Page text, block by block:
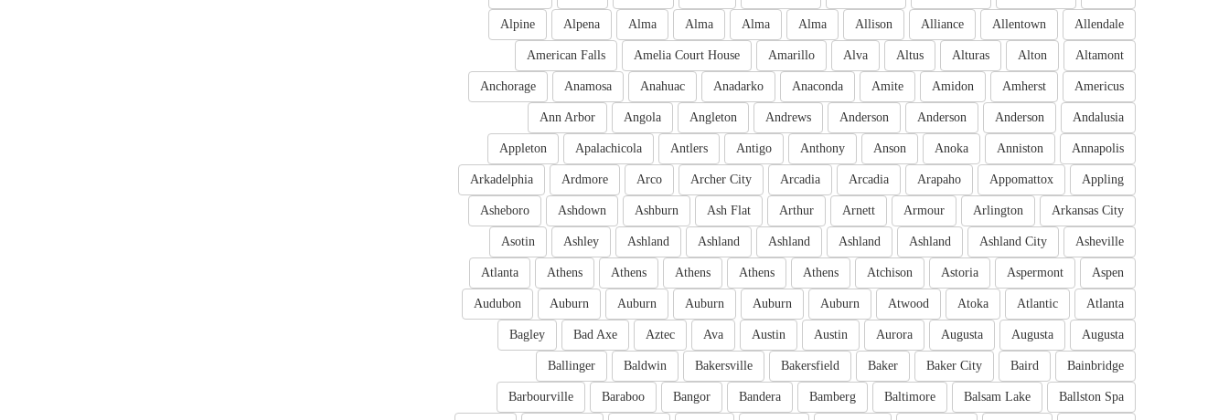
Allendale
Allentown
Alliance
Allison
Alma
Alma
Alma
Alma
Alpena
Alpine
Altamont
Alton
Alturas
Altus
Alva
Amarillo
Amelia Court House
American Falls
Americus
Amherst
Amidon
Amite
Anaconda
Anadarko
Anahuac
Anamosa
Anchorage
Andalusia
Anderson
Anderson
Anderson
Andrews
Angleton
Angola
Ann Arbor
Annapolis
Anniston
Anoka
Anson
Anthony
Antigo
Antlers
Apalachicola
Appleton
Appling
Appomattox
Arapaho
Arcadia
Arcadia
Archer City
Arco
Ardmore
Arkadelphia
Arkansas City
Arlington
Armour
Arnett
Arthur
Ash Flat
Ashburn
Ashdown
Asheboro
Asheville
Ashland City
Ashland
Ashland
Ashland
Ashland
Ashland
Ashley
Asotin
Aspen
Aspermont
Astoria
Atchison
Athens
Athens
Athens
Athens
Athens
Atlanta
Atlanta
Atlantic
Atoka
Atwood
Auburn
Auburn
Auburn
Auburn
Auburn
Audubon
Augusta
Augusta
Augusta
Aurora
Austin
Austin
Ava
Aztec
Bad Axe
Bagley
Bainbridge
Baird
Baker City
Baker
Bakersfield
Bakersville
Baldwin
Ballinger
Ballston Spa
Balsam Lake
Baltimore
Bamberg
Bandera
Bangor
Baraboo
Barbourville